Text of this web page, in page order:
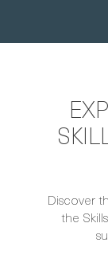
Discover
the